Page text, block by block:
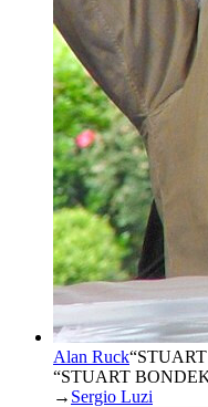
Alan Ruck“
“STUART
→ Sergio Luzi